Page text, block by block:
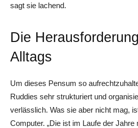
sagt sie lachend.
Die
Alltags
Um dieses Pensum so
Ruddies sehr strukturiert und
verlässlich. Was sie aber nicht mag,
Computer. „Die ist im Laufe der Jahre